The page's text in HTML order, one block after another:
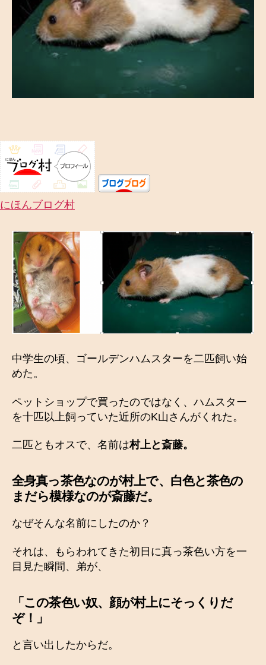
の
ユ
ニ
ー
話
にほんブログ村
中学生の頃、ゴールデンハムスターを二匹飼い始
めた。
ペットショップで買ったのではなく、ハムスター
を十匹以上飼っていた近所のK山さんがくれた。
二匹ともオスで、名前は村上と斎藤。
全身真っ茶色なのが村上で、白色と茶色の
まだら模様なのが斎藤だ。
なぜそんな名前にしたのか？
それは、もらわれてきた初日に真っ茶色い方を一
目見た瞬間、弟が、
「この茶色い奴、顔が村上にそっくりだ
ぞ！」
と言い出したからだ。